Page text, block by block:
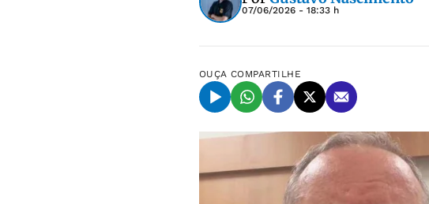
07/06/2026 - 18:33 h
OUÇA COMPARTILHE